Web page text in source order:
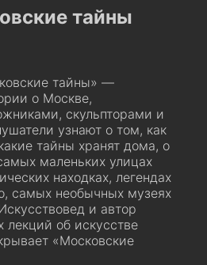
тайны
тайны» —
о Москве,
скульпторами и
узнают о том, как
тайны хранят дома, о
маленьких улицах
находках, легендах
самых необычных музеях
и автор
лекций об искусстве
«Московские